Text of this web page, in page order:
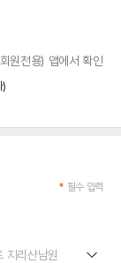
원전용) 앱에서 확인
)
* 필수 입력
지리산남원